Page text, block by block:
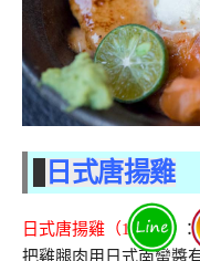
日式唐揚雞
日式唐揚雞（189元）
：
把雞腿肉用日式南蠻醬